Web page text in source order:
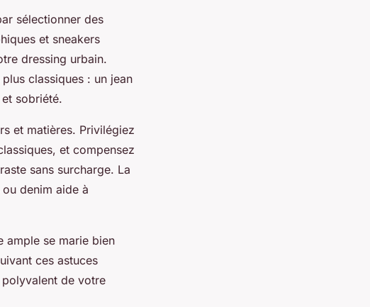
sélectionner des
et sneakers
dressing urbain.
classiques : un jean
sobriété.
et matières. Privilégiez
et compensez
sans surcharge. La
denim aide à
ample se marie bien
ces astuces
de votre